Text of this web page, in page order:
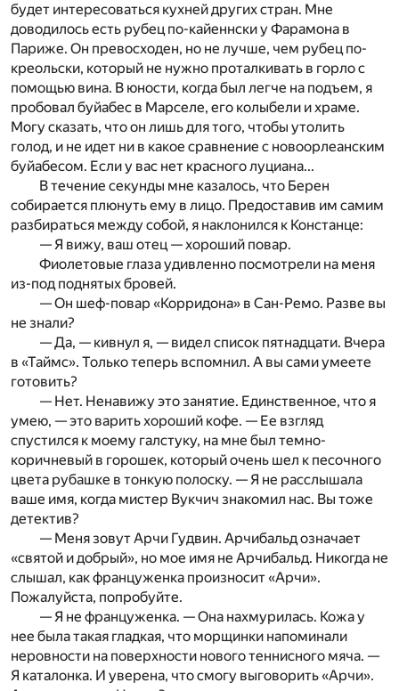
будет интересоваться кухней других стран. Мне
доводилось есть рубец по-кайеннски у Фарамона в
Париже. Он превосходен, но не лучше, чем рубец ­по-
креольски, который не нужно проталкивать в горло c
помощью вина. В юности, когда был легче на подъем, я
пробовал буйабес в Марселе, его колыбели и храме.
Могу сказать, что он лишь для того, чтобы утолить
голод, и не идет ни в какое сравнение c новоорлеанским
буйабесом. Если у вас нет крас­ного луциана...
В течение секунды мне казалось, что Берен
собирается плюнуть ему в лицо. Предоставив им самим
разбираться между собой, я наклонился к Констанце:
— Я вижу, ваш отец — хороший повар.
Фиолетовые глаза удивленно посмотрели на меня
из-под поднятых бровей.
— Он шеф-повар «Корридона» в Сан-Ремо. Разве вы
не знали?
— Да, — кивнул я, — видел список пятнадцати. Вчера
в «Таймс». Только теперь вспомнил. А вы сами умеете
готовить?
— Нет. Ненавижу это занятие. Единственное, что я
умею, — это варить хороший кофе. — Ее взгляд
спустился к моему галстуку, на мне был темно-
коричневый в горошек, который очень шел к песочного
цвета рубашке в тонкую полоску. — Я не расслышала
ваше имя, когда мистер Вукчич знакомил нас. Вы тоже
детектив?
— Меня зовут Арчи Гудвин. Арчибальд означает
«святой и добрый», но мое имя не Арчибальд. Никогда не
слышал, как француженка произносит «Арчи».
Пожалуйста, попробуйте.
— Я не француженка. — Она нахмурилась. Кожа у
нее была такая гладкая, что морщинки напоминали
неровности на поверхности нового теннисного мяча. —
Я каталонка. И уверена, что смогу выговорить «Арчи».